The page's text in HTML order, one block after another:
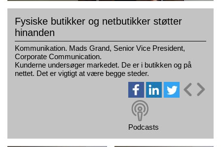
Fysiske butikker og netbutikker støtter
hinanden
Kommunikation. Mads Grand, Senior Vice President,
Corporate Communication.
Kunderne undersøger markedet. De er i butikken og på
nettet. Det er vigtigt at være begge steder.
Podcasts